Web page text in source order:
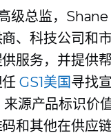
级总监，
、科技公司和
服务，并提供
任GS1美国寻找
来源产品标识价
和其他在供应